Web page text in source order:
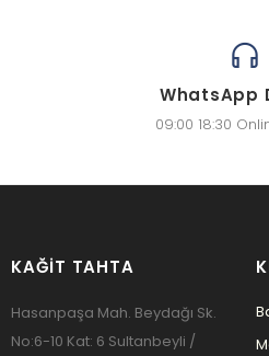
WhatsApp
09:00 18:30
KAĞIT TAHTA
Hasanpaşa Mah. Beydağı Sk.
No:6-10 Kat: 6 Sultanbeyli /